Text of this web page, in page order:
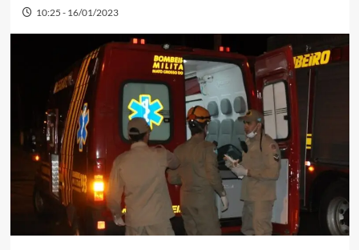
10:25 - 16/01/2023